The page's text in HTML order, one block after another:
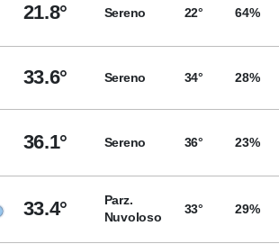
21.8° Sereno 22° 64%
33.6° Sereno 34° 28%
36.1° Sereno 36° 23%
33.4°
Parz.
Nuvoloso
33° 29%